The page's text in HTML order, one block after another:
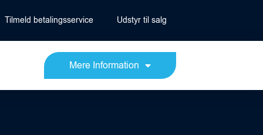
Tilmeld betalingsservice Udstyr til salg
Mere Information